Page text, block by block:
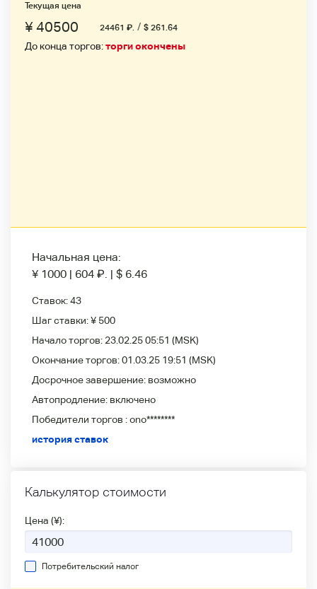
Текущая цена
¥ 40500 24461 ₽. / $ 261.64
До конца торгов:торги окончены
Начальная цена:
¥ 1000 | 604 ₽. | $ 6.46
Ставок:43
Шаг ставки:¥ 500
Начало торгов: 23.02.25 05:51 (MSK)
Окончание торгов:01.03.25 19:51 (MSK)
Досрочное завершение: возможно
Автопродление: включено
Победители
торгов :ono********
история ставок
Калькулятор стоимости
Цена (¥):
Потребительский налог